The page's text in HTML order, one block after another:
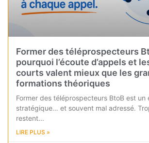
Former des téléprospecteurs
pourquoi l’écoute d’appels et
courts valent mieux que les
formations théoriques
Former des téléprospecteurs BtoB est un
stratégique… et souvent mal adressé.
restent
LIRE PLUS »